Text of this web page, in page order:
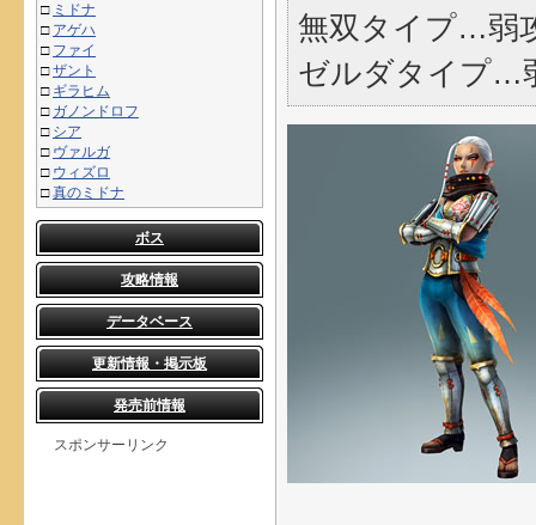
□ ミドナ
□ アゲハ
□ ファイ
□ザント
□ ギラヒム
□ ガノンドロフ
□ シア
□ ヴァルガ
□ ウィズロ
□真のミドナ
ボス
攻略情報
データベース
更新情報・掲示板
発売前情報
スポンサーリンク
無双タイプ…弱
ゼルダタイプ…